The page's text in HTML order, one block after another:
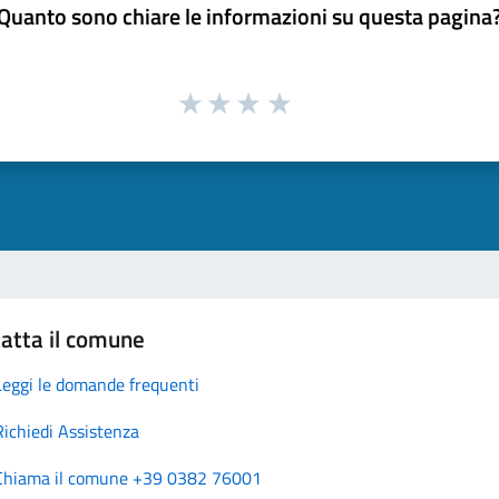
sono chiare le informazioni su questa
il comune
le domande frequenti
Assistenza
il comune +39 0382 76001